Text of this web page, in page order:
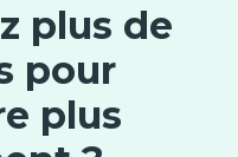
plus de
pour
plus